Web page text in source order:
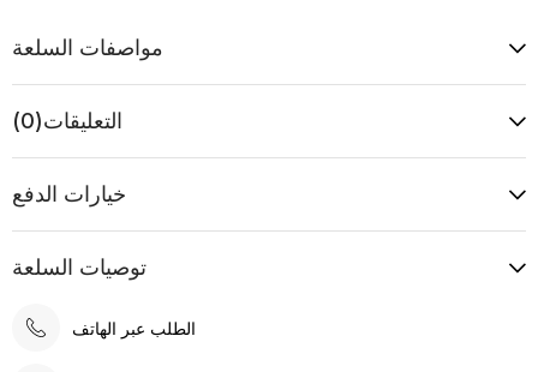
مواصفات السلعة
التعليقات(0)
خيارات الدفع
توصيات السلعة
الطلب عبر الهاتف